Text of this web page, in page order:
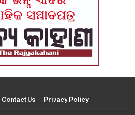
Contact Us Privacy Policy